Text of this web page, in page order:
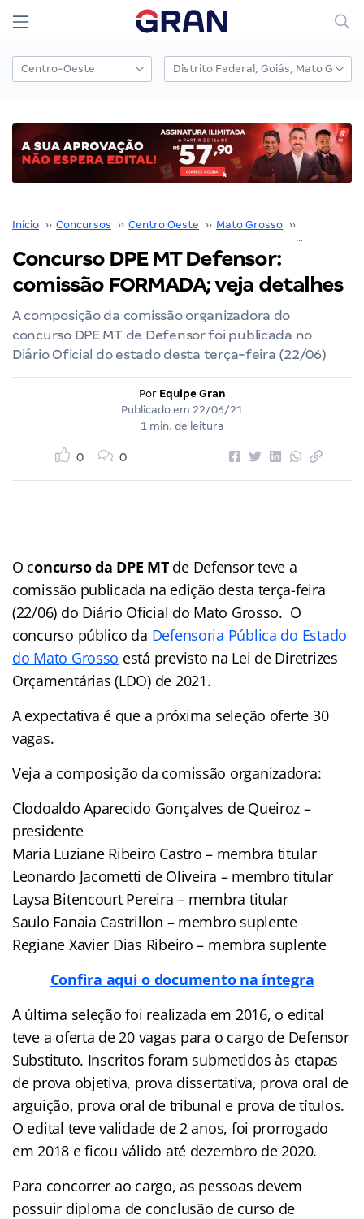
Início ›› Concursos ›› Centro Oeste ›› Mato Grosso ››
Concurso DPE MT Defensor:
comissão FORMADA; veja detalhes
A composição da comissão organizadora do
concurso DPE MT de Defensor foi publicada no
Diário Oficial do estado desta terça-feira (22/06)
Por Equipe Gran
Publicado em 22/06/21
1 min. de leitura
0 0
O concurso da DPE MTde Defensor teve a
comissão publicada na edição desta terça-feira
(22/06) do Diário Oficial do Mato Grosso. O
concurso público da Defensoria Pública do Estado
do Mato Grosso está previsto na Lei de Diretrizes
Orçamentárias (LDO) de 2021.
A expectativa é que a próxima seleção oferte 30
vagas.
Veja a composição da comissão organizadora:
Clodoaldo Aparecido Gonçalves de Queiroz –
presidente
Maria Luziane Ribeiro Castro – membra titular
Leonardo Jacometti de Oliveira – membro titular
Laysa Bitencourt Pereira – membra titular
Saulo Fanaia Castrillon – membro suplente
Regiane Xavier Dias Ribeiro – membra suplente
Confira aqui o documento na íntegra
A última seleção foi realizada em 2016, o edital
teve a oferta de 20 vagas para o cargo de Defensor
Substituto. Inscritos foram submetidos às etapas
de prova objetiva, prova dissertativa, prova oral de
arguição, prova oral de tribunal e prova de títulos.
O edital teve validade de 2 anos, foi prorrogado
em 2018 e ficou válido até dezembro de 2020.
Para concorrer ao cargo, as pessoas devem
possuir diploma de conclusão de curso de